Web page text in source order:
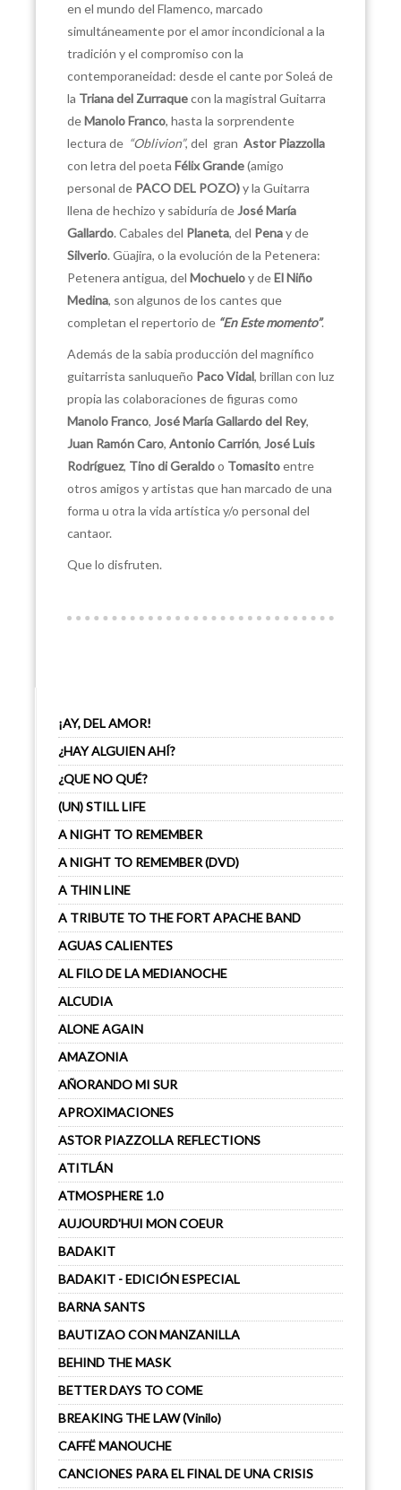
en el mundo del Flamenco, marcado
simultáneamente por el amor incondicional a la
tradición y el compromiso con la
contemporaneidad: desde el cante por Soleá de
la Triana del Zurraquecon la magistral Guitarra
deManolo Franco, hasta la sorprendente
lectura de “Oblivion”, del gran Astor Piazzolla
con letra del poeta Félix Grande(amigo
personal de PACO DEL POZO)y la Guitarra
llena de hechizo y sabiduría de José María
Gallardo. Cabales del Planeta, del Penay de
Silverio. Güajira, o la evolución de la Petenera:
Petenera antigua, del Mochueloy deEl Niño
Medina, son algunos de los cantes que
completan el repertorio de “En Este momento”.
Además de la sabia producción del magnífico
guitarrista sanluqueño Paco Vidal, brillan con luz
propia las colaboraciones de figuras como
Manolo Franco, José María Gallardo del Rey,
Juan Ramón Caro, Antonio Carrión, José Luis
Rodríguez, Tino di Geraldoo Tomasitoentre
otros amigos y artistas que han marcado de una
forma u otra la vida artística y/o personal del
cantaor.
Que lo disfruten.
¡AY, DEL AMOR!
¿HAY ALGUIEN AHÍ?
¿QUE NO QUÉ?
(UN) STILL LIFE
A NIGHT TO REMEMBER
A NIGHT TO REMEMBER (DVD)
A THIN LINE
A TRIBUTE TO THE FORT APACHE BAND
AGUAS CALIENTES
AL FILO DE LA MEDIANOCHE
ALCUDIA
ALONE AGAIN
AMAZONIA
AÑORANDO MI SUR
APROXIMACIONES
ASTOR PIAZZOLLA REFLECTIONS
ATITLÁN
ATMOSPHERE 1.0
AUJOURD'HUI MON COEUR
BADAKIT
BADAKIT - EDICIÓN ESPECIAL
BARNA SANTS
BAUTIZAO CON MANZANILLA
BEHIND THE MASK
BETTER DAYS TO COME
BREAKING THE LAW (Vinilo)
CAFFË MANOUCHE
CANCIONES PARA EL FINAL DE UNA CRISIS